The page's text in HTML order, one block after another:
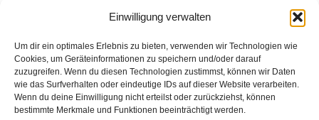
Einwilligung verwalten
Um dir ein optimales Erlebnis zu bieten, verwenden wir Technologien wie
Cookies, um Geräteinformationen zu speichern und/oder darauf
zuzugreifen. Wenn du diesen Technologien zustimmst, können wir Daten
wie das Surfverhalten oder eindeutige IDs auf dieser Website verarbeiten.
Wenn du deine Einwilligung nicht erteilst oder zurückziehst, können
bestimmte Merkmale und Funktionen beeinträchtigt werden.
Adressanhänger
*sortiert
Du musst Dich
hier anmelden, bevor Du
Produkte kaufen kannst
*schwarz
Du musst Dich
hier anmelden, bevor Du
Produkte kaufen kannstEAN:
4002282138828